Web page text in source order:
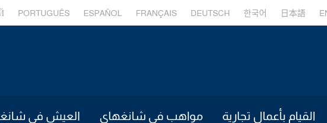
日本語
한국어
DEUTSCH
FRANÇAIS
ESPAÑOL
PORTUGUÊS
القيام بأعمال تجارية مواهب في شانغهاي العيش في